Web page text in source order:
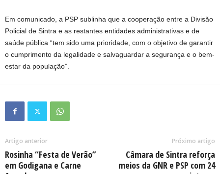
Em comunicado, a PSP sublinha que a cooperação entre a Divisão
Policial de Sintra e as restantes entidades administrativas e de
saúde pública “tem sido uma prioridade, com o objetivo de garantir
o cumprimento da legalidade e salvaguardar a segurança e o bem-
estar da população”.
Artigo anterior
Rosinha “Festa de Verão”
em Godigana e Carne
Próximo artigo
Câmara de Sintra reforça
meios da GNR e PSP com 24